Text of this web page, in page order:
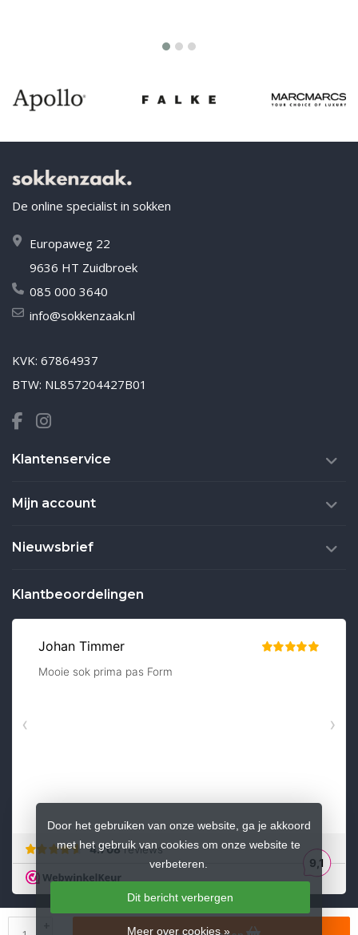
De online specialist in sokken
Europaweg 22
9636 HT Zuidbroek
085 000 3640
info@sokkenzaak.nl
KVK: 67864937
BTW: NL857204427B01
Klantenservice
Mijn account
Nieuwsbrief
Klantbeoordelingen
Door het gebruiken van onze website, ga je akkoord
met het gebruik van cookies om onze website te
verbeteren.
Dit bericht verbergen
Meer over cookies »